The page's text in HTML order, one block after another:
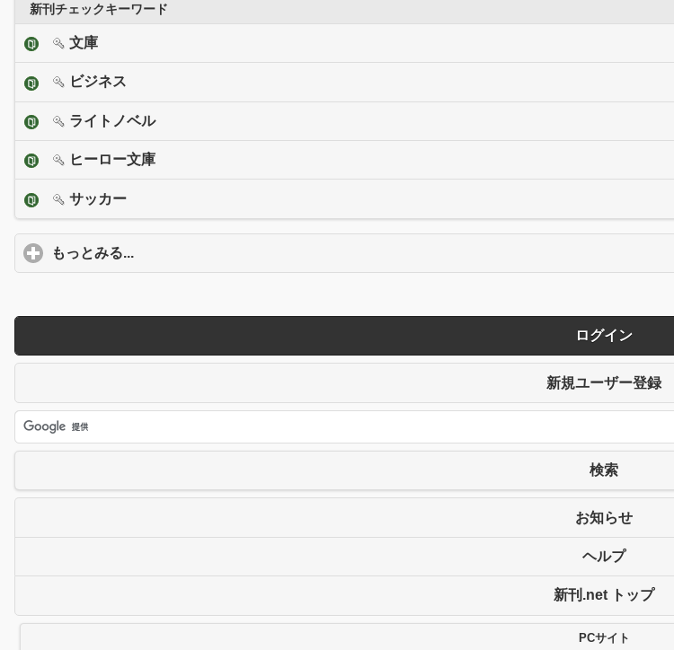
新刊チェックキーワード
文庫
ビジネス
ライトノベル
ヒーロー文庫
サッカー
もっとみる...
ログイン
新規ユーザー登録
検索
お知らせ
ヘルプ
新刊.net トップ
PCサイト